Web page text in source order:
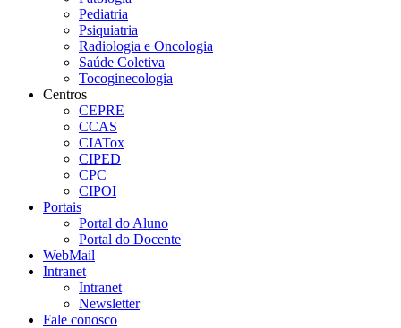
Pediatria
Psiquiatria
Radiologia e Oncologia
Saúde Coletiva
Tocoginecologia
Centros
CEPRE
CCAS
CIATox
CIPED
CPC
CIPOI
Portais
Portal do Aluno
Portal do Docente
WebMail
Intranet
Intranet
Newsletter
Fale conosco